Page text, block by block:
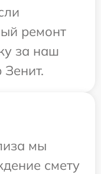
ремонт
за наш
Зенит.
мы
смету